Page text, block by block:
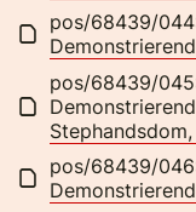
pos/68439/
pos/68439/
pos/68439/